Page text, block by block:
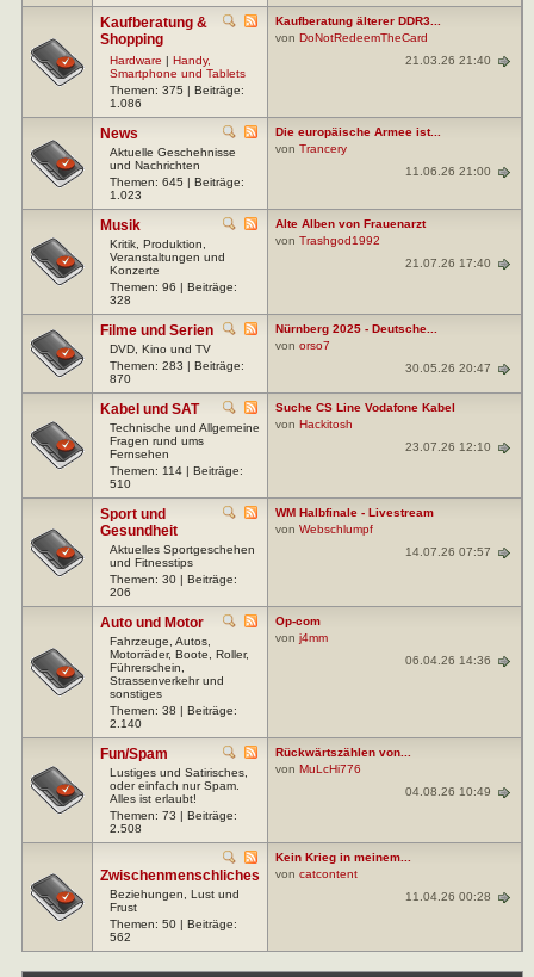
Kaufberatung &
Shopping
Hardware | Handy,
Smartphone und Tablets
Themen: 375 | Beiträge:
1.086
Kaufberatung älterer DDR3...
von DoNotRedeemTheCard
21.03.26 21:40
News
Aktuelle Geschehnisse
und Nachrichten
Themen: 645 | Beiträge:
1.023
Die europäische Armee ist...
von Trancery
11.06.26 21:00
Musik
Kritik, Produktion,
Veranstaltungen und
Konzerte
Themen: 96 | Beiträge:
328
Alte Alben von Frauenarzt
von Trashgod1992
21.07.26 17:40
Filme und Serien
DVD, Kino und TV
Themen: 283 | Beiträge:
870
Nürnberg 2025 - Deutsche...
von orso7
30.05.26 20:47
Kabel und SAT
Technische und Allgemeine
Fragen rund ums
Fernsehen
Themen: 114 | Beiträge:
510
Suche CS Line Vodafone Kabel
von Hackitosh
23.07.26 12:10
Sport und
Gesundheit
Aktuelles Sportgeschehen
und Fitnesstips
Themen: 30 | Beiträge:
206
WM Halbfinale - Livestream
von Webschlumpf
14.07.26 07:57
Auto und Motor
Fahrzeuge, Autos,
Motorräder, Boote, Roller,
Führerschein,
Strassenverkehr und
sonstiges
Themen: 38 | Beiträge:
2.140
Op-com
von j4mm
06.04.26 14:36
Fun/Spam
Lustiges und Satirisches,
oder einfach nur Spam.
Alles ist erlaubt!
Themen: 73 | Beiträge:
2.508
Rückwärtszählen von...
von MuLcHi776
04.08.26 10:49
Zwischenmenschliches
Beziehungen, Lust und
Frust
Themen: 50 | Beiträge:
562
Kein Krieg in meinem...
von catcontent
11.04.26 00:28